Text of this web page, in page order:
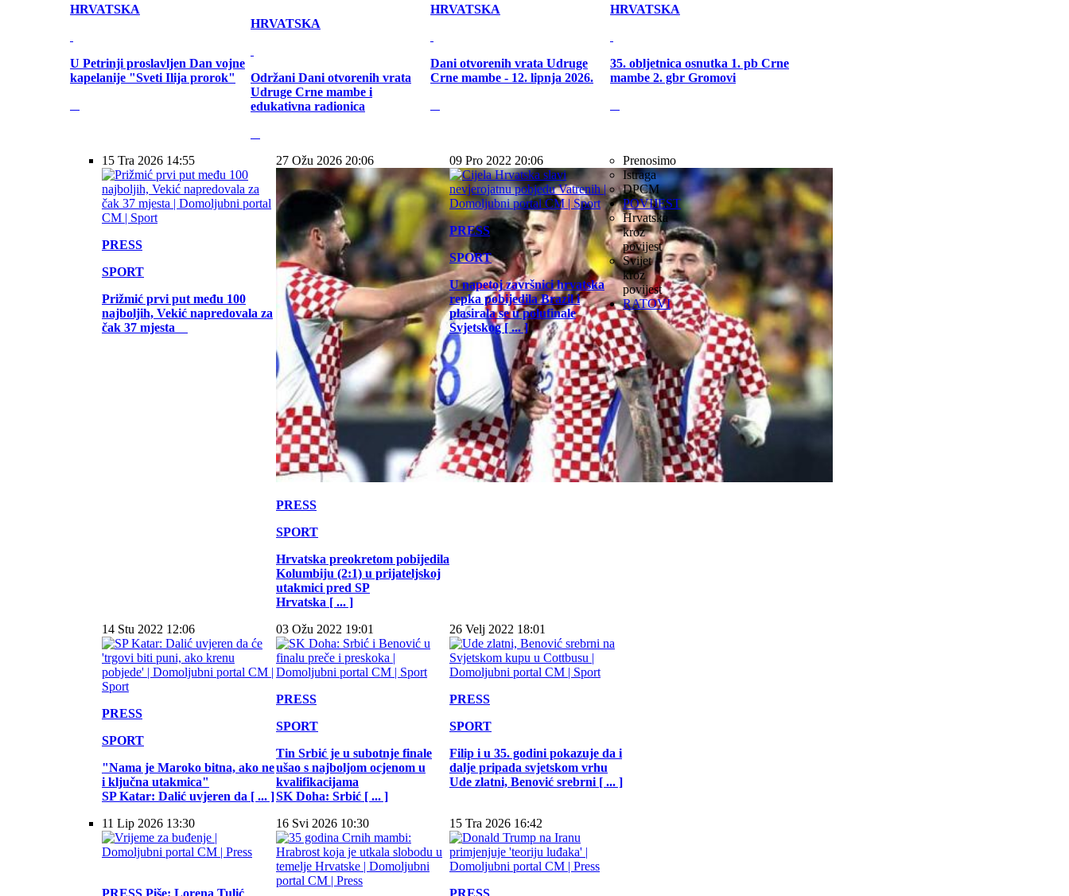
HRVATSKA
U Petrinji proslavljen Dan vojne
kapelanije "Sveti Ilija prorok"
HRVATSKA
Održani Dani otvorenih vrata
Udruge Crne mambe i
edukativna radionica
HRVATSKA
Dani otvorenih vrata Udruge
Crne mambe - 12. lipnja 2026.
HRVATSKA
35. obljetnica osnutka 1. pb Crne
mambe 2. gbr Gromovi
15 Tra 2026 14:55
PRESS
SPORT
Prižmić prvi put među 100
najboljih, Vekić napredovala za
čak 37 mjesta
27 Ožu 2026 20:06
PRESS
SPORT
Hrvatska preokretom pobijedila
Kolumbiju (2:1) u prijateljskoj
utakmici pred SP
Hrvatska [ ... ]
09 Pro 2022 20:06
PRESS
SPORT
U napetoj završnici hrvatska
repka pobijedila Brazil i
plasirala se u polufinale
Svjetskog [ ... ]
14 Stu 2022 12:06
PRESS
SPORT
"Nama je Maroko bitna, ako ne
i ključna utakmica"
SP Katar: Dalić uvjeren da [ ... ]
03 Ožu 2022 19:01
PRESS
SPORT
Tin Srbić je u subotnje finale
ušao s najboljom ocjenom u
kvalifikacijama
SK Doha: Srbić [ ... ]
26 Velj 2022 18:01
PRESS
SPORT
Filip i u 35. godini pokazuje da i
dalje pripada svjetskom vrhu
Ude zlatni, Benović srebrni [ ... ]
11 Lip 2026 13:30
PRESS Piše: Lorena Tulić
16 Svi 2026 10:30 15 Tra 2026 16:42
PRESS
Prenosimo
Istraga
DPCM
POVIJEST
Hrvatska
kroz
povijest
Svijet
kroz
povijest
RATOVI